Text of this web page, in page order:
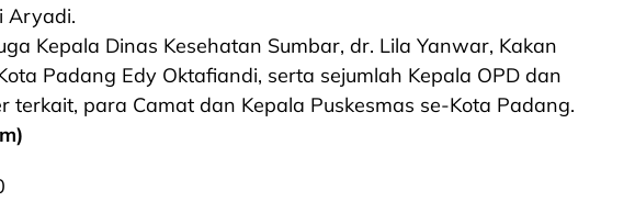
Aryadi.
Kepala Dinas Kesehatan Sumbar, dr. Lila Yanwar, Kakan
Padang Edy Oktafiandi, serta sejumlah Kepala OPD dan
terkait, para Camat dan Kepala Puskesmas se-Kota Padang.